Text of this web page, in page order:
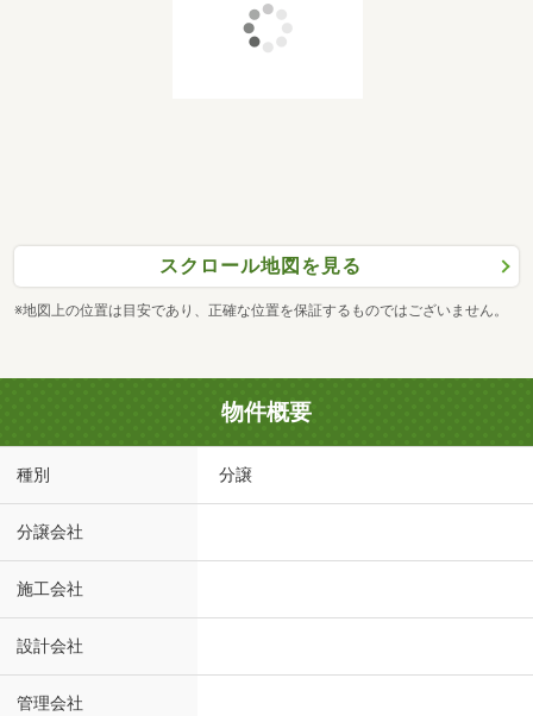
スクロール地図を見る
※地図上の位置は目安であり、正確な位置を保証するものではございません。
物件概要
種別 分譲
分譲会社
施工会社
設計会社
管理会社